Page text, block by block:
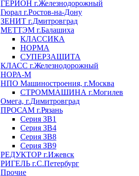
ГЕРИОН г.Железнодорожный
Гюрал г.Ростов-на-Дону
ЗЕНИТ г.Дмитровград
МЕТТЭМ г.Балашиха
КЛАССИКА
НОРМА
СУПЕРЗАЩИТА
КЛАСС г.Железнодорожный
НОРА-М
НПО Машиностроения, г.Москва
СТРОММАШИНА г.Могилев
Омега, г.Димитровград
ПРОСАМ г.Рязань
Серия ЗВ1
Серия ЗВ4
Серия ЗВ8
Серия ЗВ9
РЕДУКТОР г.Ижевск
РИГЕЛЬ г.С.Петербург
Прочие